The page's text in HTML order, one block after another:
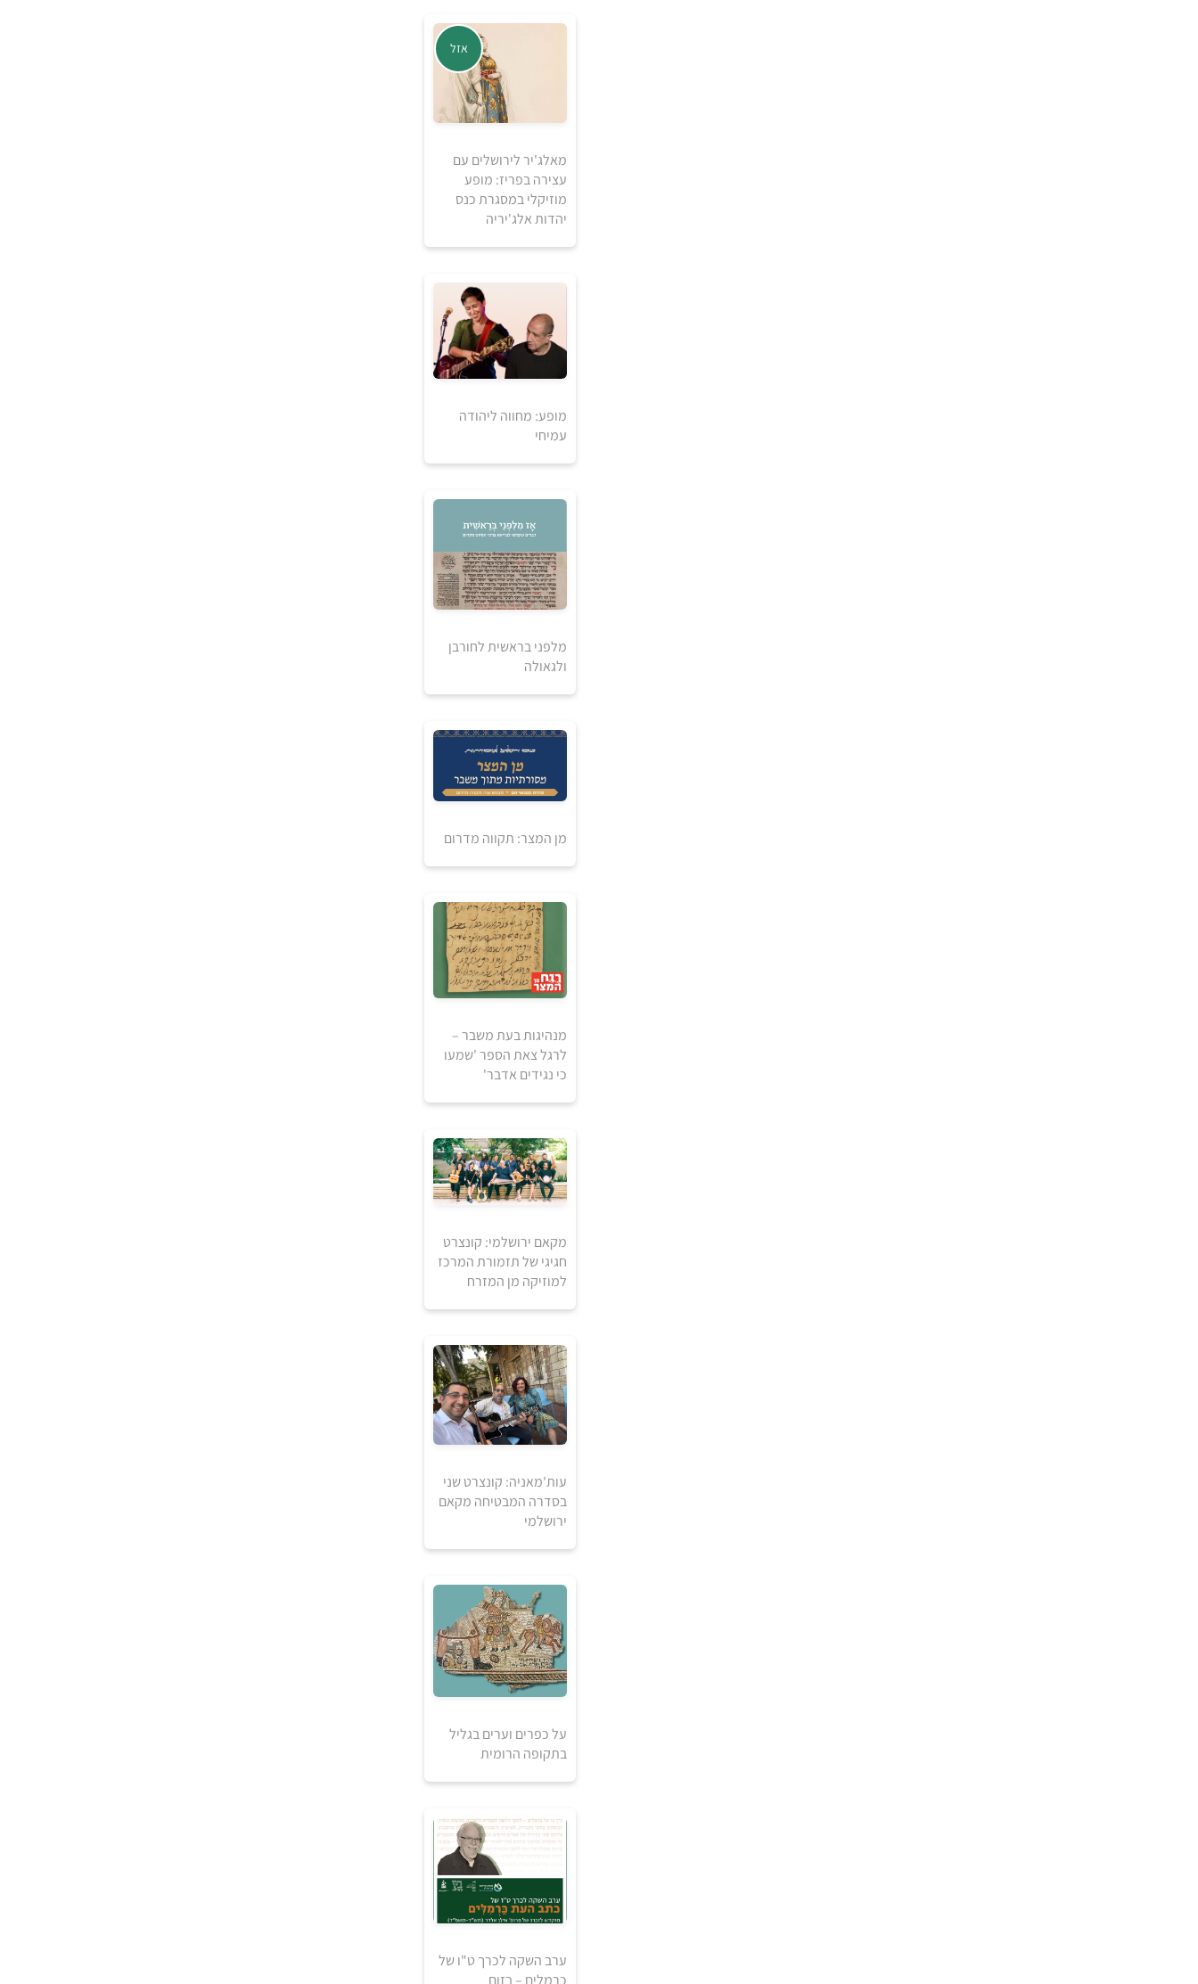
5
למידע ולרכישה
אזל מהמלאי
אזל
מאלג'יר לירושלים עם
עצירה בפריז: מופע
מוזיקלי במסגרת כנס
יהדות אלג'יריה
30
₪
למידע ולרכישה
מופע: מחווה ליהודה
עמיחי
5
למידע ולרכישה
מלפני בראשית לחורבן
ולגאולה
5
למידע ולרכישה
מן המצר: תקווה מדרום
5
₪
5
₪
למידע ולרכישה
מנהיגות בעת משבר –
לרגל צאת הספר 'שמעו
כי נגידים אדבר'
30
₪
למידע ולרכישה
מקאם ירושלמי: קונצרט
חגיגי של תזמורת המרכז
למוזיקה מן המזרח
30
₪
למידע ולרכישה
עות'מאניה: קונצרט שני
בסדרה המבטיחה מקאם
ירושלמי
על כפרים וערים בגליל
בתקופה הרומית
ערב השקה לכרך ט"ו של
כרמלים – בזום